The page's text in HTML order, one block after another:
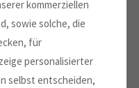
kommerziellen
sowie solche, die
für
personalisierter
selbst entscheiden,